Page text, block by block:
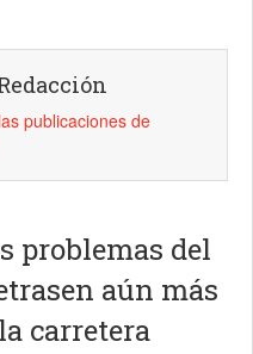
publicaciones de
problemas del
aún más
carretera